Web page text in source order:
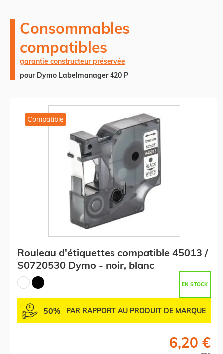
Consommables
compatibles
garantie constructeur préservée
pour Dymo Labelmanager 420 P
Compatible
Rouleau d'étiquettes compatible 45013 /
S0720530 Dymo - noir, blanc
EN STOCK
50% PAR RAPPORT AU PRODUIT DE MARQUE
6,20 €